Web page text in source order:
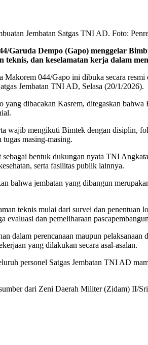
Jembatan Satgas TNI AD. Foto:
Garuda Dempo (Gapo) menggelar
teknis, dan keselamatan kerja dalam
Makorem 044/Gapo ini dibuka secara
Jembatan TNI AD, Selasa (20/1/2026).
dibacakan Kasrem, ditegaskan
wajib mengikuti Bimtek dengan disiplin,
masing-masing.
bentuk dukungan nyata TNI
serta fasilitas publik lainnya.
bahwa jembatan yang dibangun
teknis mulai dari survei dan penentuan
evaluasi dan pemeliharaan
dalam perencanaan maupun
yang dilakukan secara asal-asalan.
personel Satgas Jembatan TNI AD
dari Zeni Daerah Militer (Zidam) II/